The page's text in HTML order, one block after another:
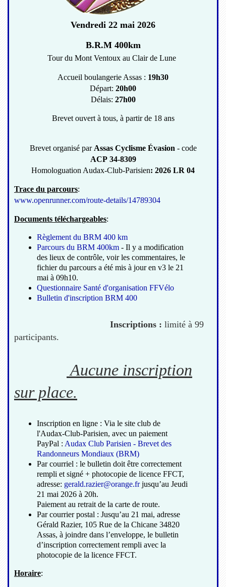
Vendredi 22 mai 2026
B.R.M 400km
Tour du Mont Ventoux au Clair de Lune
Accueil boulangerie Assas : 19h30
Départ: 20h00
Délais: 27h00
Brevet ouvert à tous, à partir de 18 ans
Brevet organisé par Assas Cyclisme Évasion - code
ACP 34-8309
Homologuation Audax-Club-Parisien: 2026 LR 04
Trace du parcours:
www.openrunner.com/route-details/14789304
Documents téléchargeables:
Règlement du BRM 400 km
Parcours du BRM 400km - Il y a modification
des lieux de contrôle, voir les commentaires, le
fichier du parcours a été mis à jour en v3 le 21
mai à 09h10.
Questionnaire Santé d'organisation FFVélo
Bulletin d'inscription BRM 400
Inscriptions : limité à 99
participants.
Aucune inscription
sur place.
Inscription en ligne : Via le site club de
l'Audax-Club-Parisien, avec un paiement
PayPal : Audax Club Parisien - Brevet des
Randonneurs Mondiaux (BRM)
Par courriel : le bulletin doit être correctement
rempli et signé + photocopie de licence FFCT,
adresse: gerald.razier@orange.frjusqu’au Jeudi
21 mai 2026 à 20h.
Paiement au retrait de la carte de route.
Par courrier postal : Jusqu’au 21 mai, adresse
Gérald Razier, 105 Rue de la Chicane 34820
Assas, à joindre dans l’enveloppe, le bulletin
d’inscription correctement rempli avec la
photocopie de la licence FFCT.
Horaire: